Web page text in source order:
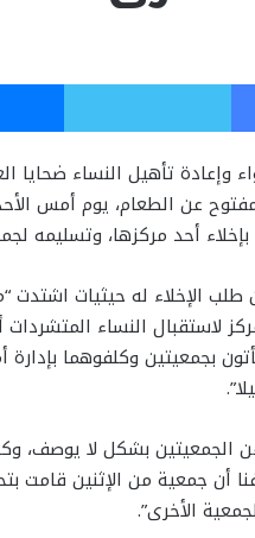
فيسبوك تويتر
وإعادة تأهيل النساء ضحايا
أحد مركزها، وتسليمه
الإخلاء له حيثيات اشتدت
لاستقبال النساء
بجمعيتين وكلفوهما بإدارة
الجمعيتين بشكل لا يوصف،
أن جمعية من الإثنين قامت
الأخرى”.